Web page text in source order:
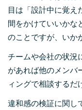
目は「設計中に覚え
間をかけていいかな
のことですが、いか
チームや会社の状況
があれば他のメンバ
ィングで相談するだ
違和感の検証に関し